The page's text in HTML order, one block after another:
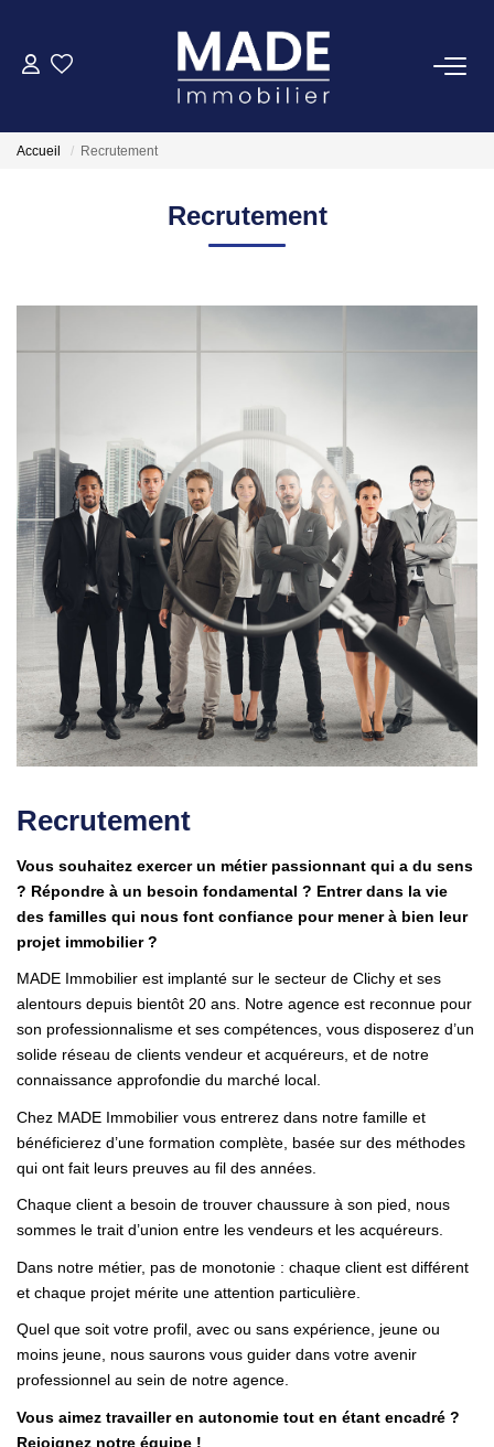
ACHETER
ESTIMER
FAIRE GÉRER
Qui Sommes-Nous
Notre Équipe
Nous Rejoindre
Parrainer Un Proche
CONTACT
Accueil Recrutement
Recrutement
Recrutement
Vous souhaitez exercer un métier passionnant qui a du sens
? Répondre à un besoin fondamental ? Entrer dans la vie
des familles qui nous font confiance pour mener à bien leur
projet immobilier ?
MADE Immobilier est implanté sur le secteur de Clichy et ses
alentours depuis bientôt 20 ans. Notre agence est reconnue pour
son professionnalisme et ses compétences, vous disposerez d’un
solide réseau de clients vendeur et acquéreurs, et de notre
connaissance approfondie du marché local.
Chez MADE Immobilier vous entrerez dans notre famille et
bénéficierez d’une formation complète, basée sur des méthodes
qui ont fait leurs preuves au fil des années.
Chaque client a besoin de trouver chaussure à son pied, nous
sommes le trait d’union entre les vendeurs et les acquéreurs.
Dans notre métier, pas de monotonie : chaque client est différent
et chaque projet mérite une attention particulière.
Quel que soit votre profil, avec ou sans expérience, jeune ou
moins jeune, nous saurons vous guider dans votre avenir
professionnel au sein de notre agence.
Vous aimez travailler en autonomie tout en étant encadré ?
Rejoignez notre équipe !